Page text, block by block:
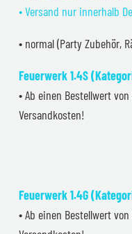
• Versand nur innerhalb
• normal (Party Zubehör,
Feuerwerk 1.4S
• Ab einen Bestellwert
Versandkosten!
Feuerwerk 1.4G
• Ab einen Bestellwert